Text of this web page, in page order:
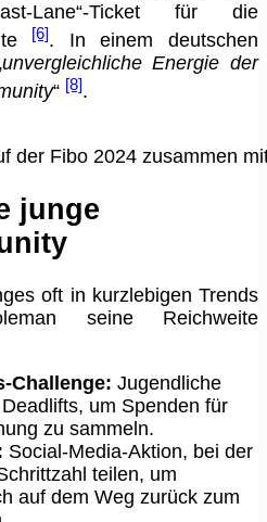
Ticket für die
[6]. In einem deutschen
unvergleichliche Energie der
“ [8].
der Fibo 2024 zusammen
junge
oft in kurzlebigen Trends
seine Reichweite
Jugendliche
um Spenden für
zu sammeln.
Social‑Media‑Aktion, bei der
teilen, um
auf dem Weg zurück zum